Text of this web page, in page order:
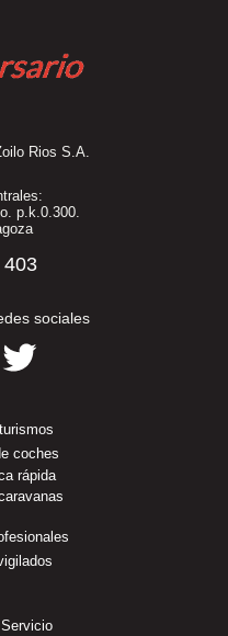
Rios S.A.
p.k.0.300.
403
sociales
coches
rápida